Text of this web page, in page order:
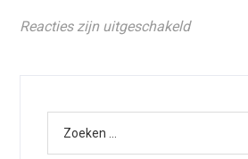
Reacties zijn uitgeschakeld